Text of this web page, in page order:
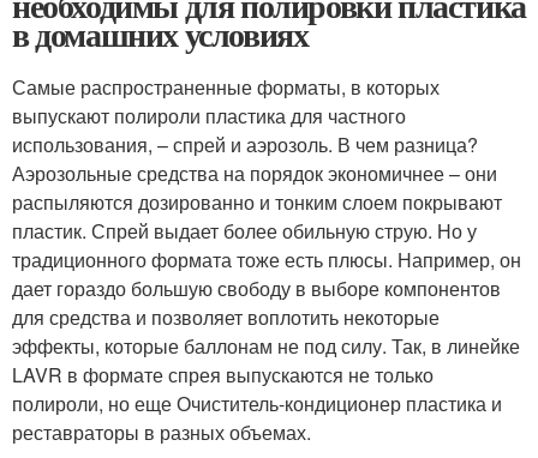
в домашних условиях
Самые распространенные форматы, в которых
выпускают полироли пластика для частного
использования, – спрей и аэрозоль. В чем разница?
Аэрозольные средства на порядок экономичнее – они
распыляются дозированно и тонким слоем покрывают
пластик. Спрей выдает более обильную струю. Но у
традиционного формата тоже есть плюсы. Например, он
дает гораздо большую свободу в выборе компонентов
для средства и позволяет воплотить некоторые
эффекты, которые баллонам не под силу. Так, в линейке
LAVR в формате спрея выпускаются не только
полироли, но еще Очиститель-кондиционер пластика и
реставраторы в разных объемах.